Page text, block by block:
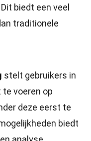
biedt een veel
traditionele
stelt gebruikers in
voeren op
deze eerst te
biedt